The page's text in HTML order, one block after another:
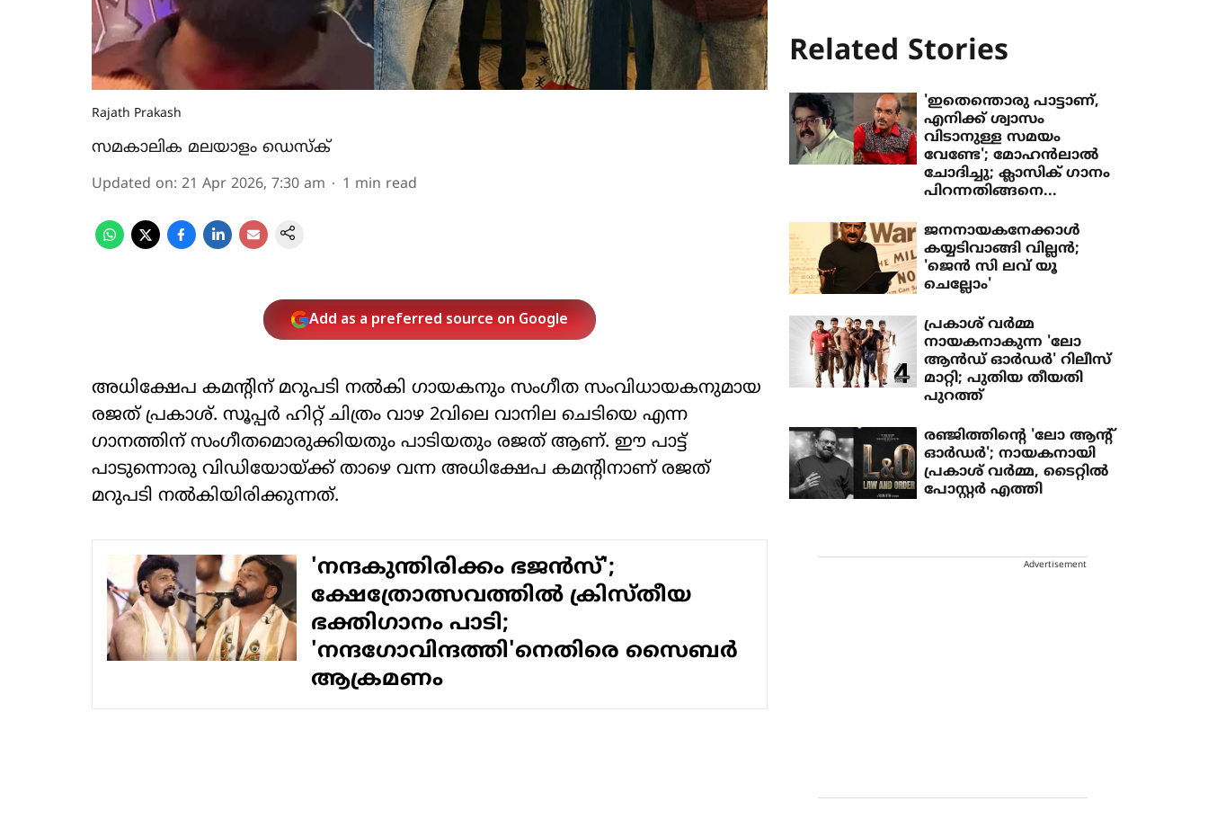
Rajath Prakash
സമകാലിക മലയാളം ഡെസ്ക്
Updated on: 21 Apr 2026, 7:30 am 1 min read
Add as a preferred source on Google
അധിക്ഷേപ കമന്റിന് മറുപടി നല്‍കി ഗായകനും സംഗീത സംവിധായകനുമായ
രജത് പ്രകാശ്. സൂപ്പര്‍ ഹിറ്റ് ചിത്രം വാഴ 2വിലെ വാനില ചെടിയെ എന്ന
ഗാനത്തിന് സംഗീതമൊരുക്കിയതും പാടിയതും രജത് ആണ്. ഈ പാട്ട്
പാടുന്നൊരു വിഡിയോയ്ക്ക് താഴെ വന്ന അധിക്ഷേപ കമന്റിനാണ് രജത്
മറുപടി നല്‍കിയിരിക്കുന്നത്.
'നന്ദകുന്തിരിക്കം ഭജന്‍സ്';
ക്ഷേത്രോത്സവത്തില്‍ ക്രിസ്തീയ
ഭക്തിഗാനം പാടി;
'നന്ദഗോവിന്ദത്തി'നെതിരെ സൈബര്‍
ആക്രമണം
Related Stories
'ഇതെന്തൊരു പാട്ടാണ്,
എനിക്ക് ശ്വാസം
വിടാനുള്ള സമയം
വേണ്ടേ'; മോഹന്‍ലാല്‍
ചോദിച്ചു; ക്ലാസിക് ഗാനം
പിറന്നതിങ്ങനെ...
ജനനായകനേക്കാൾ
കയ്യ‌ടിവാങ്ങി വില്ലൻ;
'ജെൻ സി ലവ് യൂ
ചെല്ലോം'
പ്രകാശ് വർമ്മ
നായകനാകുന്ന 'ലോ
ആൻഡ് ഓർഡർ' റിലീസ്
മാറ്റി; പുതിയ തീയതി
പുറത്ത്
രഞ്ജിത്തിന്റെ 'ലോ ആന്റ്
ഓർഡർ'; നായകനായി
പ്രകാശ് വർമ്മ, ടൈറ്റിൽ
പോസ്റ്റർ എത്തി
Advertisement